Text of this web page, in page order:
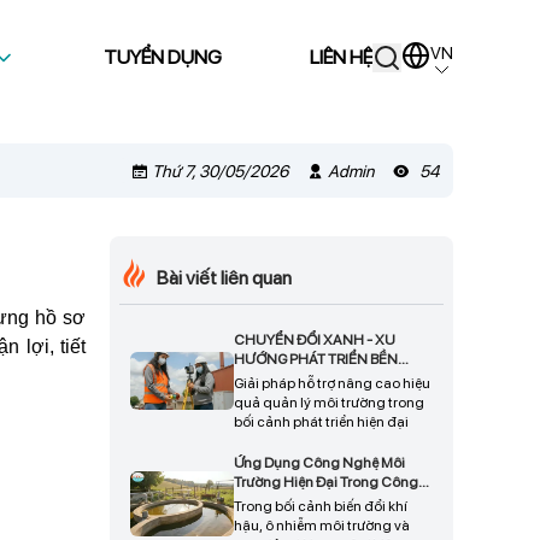
TUYỂN DỤNG LIÊN HỆ VN
Thứ 7, 30/05/2026 Admin 54
hồ sơ
lợi, tiết
Bài viết liên quan
CHUYỂN ĐỔI XANH - XU
HƯỚNG PHÁT TRIỂN BỀN
VỮNG CHO DOANH NGHIỆP
Giải pháp hỗ trợ nâng cao hiệu
quả quản lý môi trường trong
bối cảnh phát triển hiện đại
Ứng Dụng Công Nghệ Môi
Trường Hiện Đại Trong Công
Tác Bảo Vệ Tài Nguyên Và Phát
Triển Bền Vững
Trong bối cảnh biến đổi khí
hậu, ô nhiễm môi trường và